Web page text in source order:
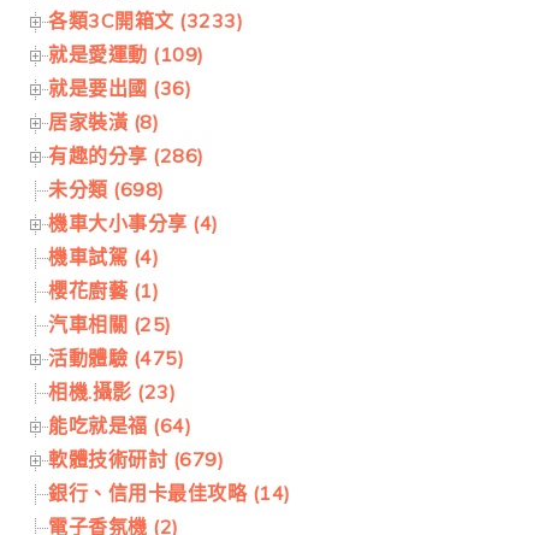
各類3C開箱文 (3233)
就是愛運動 (109)
就是要出國 (36)
居家裝潢 (8)
有趣的分享 (286)
未分類 (698)
機車大小事分享 (4)
機車試駕 (4)
櫻花廚藝 (1)
汽車相關 (25)
活動體驗 (475)
相機.攝影 (23)
能吃就是福 (64)
軟體技術研討 (679)
銀行、信用卡最佳攻略 (14)
電子香氛機 (2)